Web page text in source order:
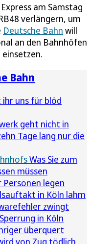
am Samstag
verlängern, um
Deutsche Bahn will
an den Bahnhöfen
Bahn
uns für blöd
geht nicht in
Tage lang nur die
Was Sie zum
müssen
Personen legen
in Köln lahm
zwingt
in Köln
überquert
von Zug tödlich